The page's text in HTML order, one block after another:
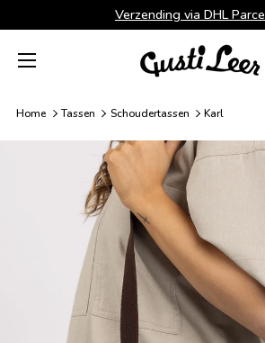
Ga naar inhoud
Verzending via DHL
Menu
Home Tassen Schoudertassen Karl